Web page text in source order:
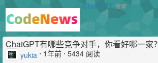
ChatGPT 搜索
ChatGPT有哪些竞争对手，你看好哪一家？
yukia ⋅ 1年前 ⋅ 5434 阅读